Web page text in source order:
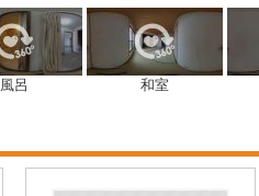
風呂 和室